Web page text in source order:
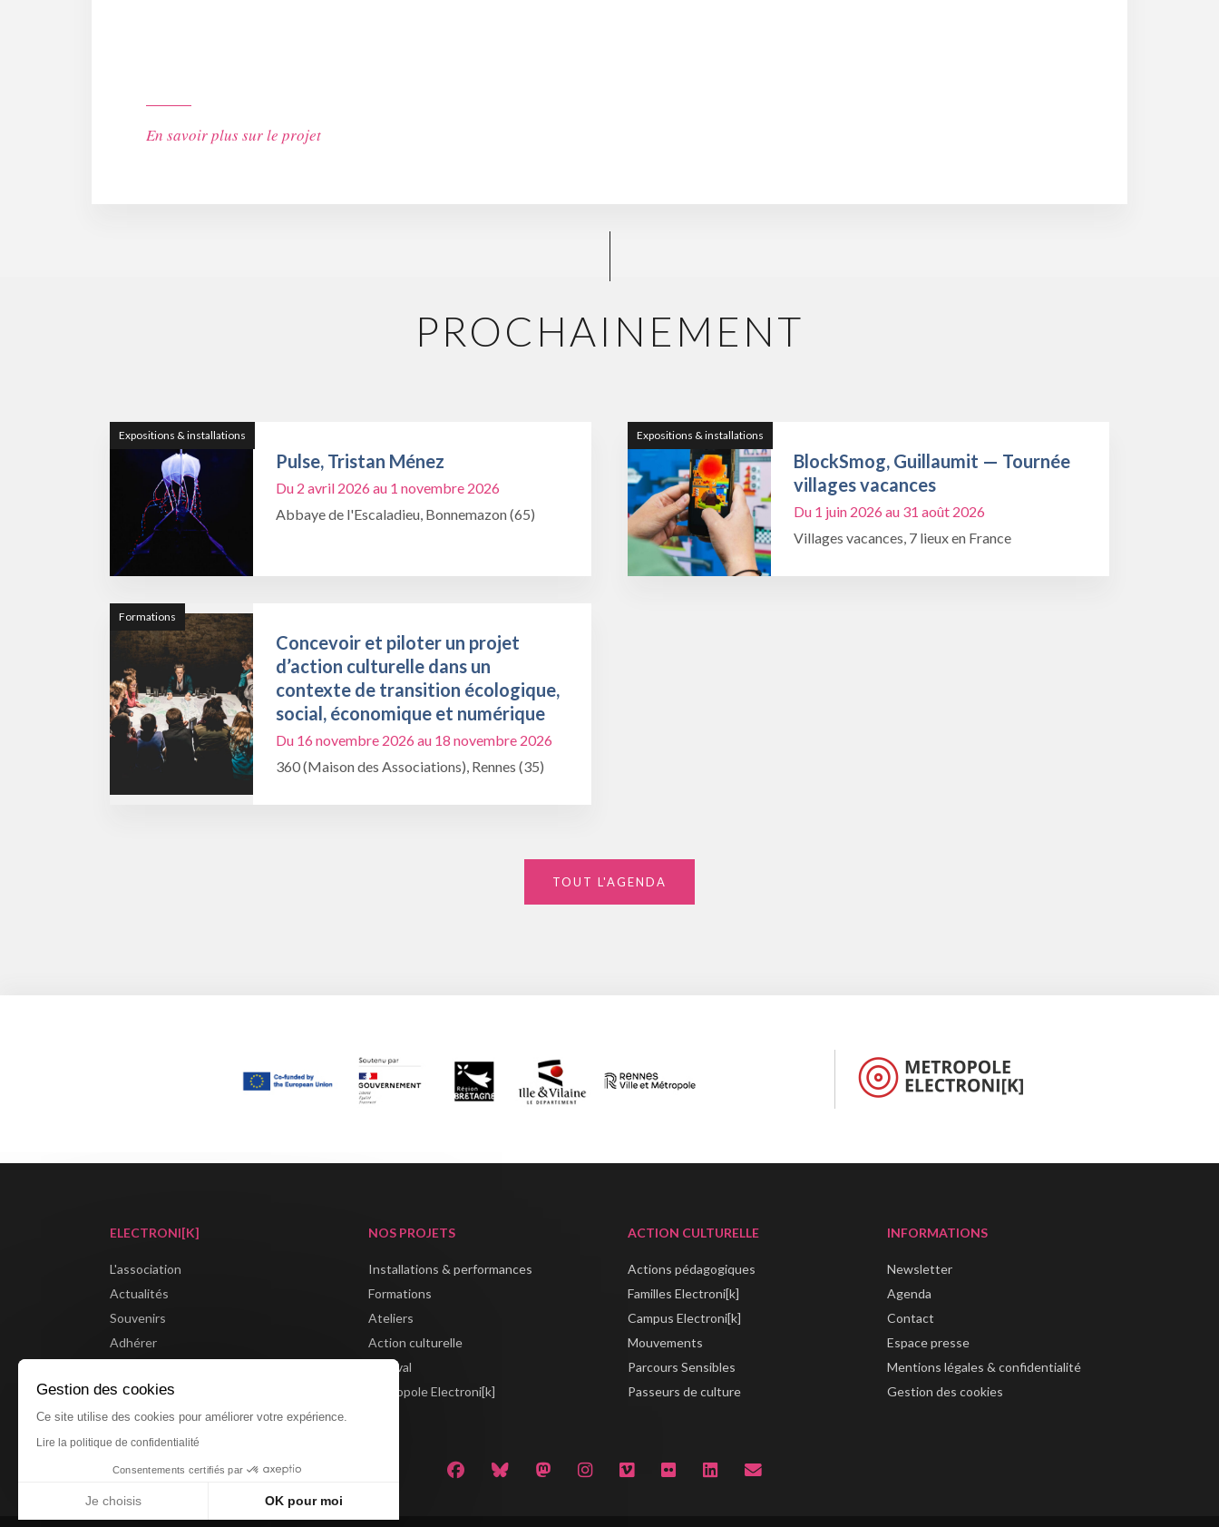
En savoir plus sur le projet
PROCHAINEMENT
Expositions & installations
Pulse, Tristan Ménez
Du 2 avril 2026 au 1 novembre 2026
Abbaye de l'Escaladieu, Bonnemazon (65)
Expositions & installations
BlockSmog, Guillaumit — Tournée
villages vacances
Du 1 juin 2026 au 31 août 2026
Villages vacances, 7 lieux en France
Formations
Concevoir et piloter un projet
d’action culturelle dans un
contexte de transition écologique,
social, économique et numérique
Du 16 novembre 2026 au 18 novembre 2026
360 (Maison des Associations), Rennes (35)
TOUT L'AGENDA
ELECTRONI[K]
L'association
Actualités
Souvenirs
Adhérer
Partenaires
NOS PROJETS
Installations & performances
Formations
Ateliers
Action culturelle
Festival
Métropole Electroni[k]
ACTION CULTURELLE
Actions pédagogiques
Familles Electroni[k]
Campus Electroni[k]
Mouvements
Parcours Sensibles
Passeurs de culture
INFORMATIONS
Newsletter
Agenda
Contact
Espace presse
Mentions légales & confidentialité
Gestion des cookies
Gestion des cookies
Ce site utilise des cookies pour améliorer votre expérience.
Lire la politique de confidentialité
Consentements certifiés par
Je choisis OK pour moi